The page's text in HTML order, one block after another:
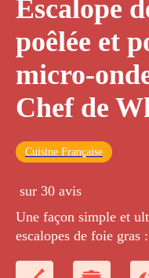
Escalope
poêlée et
micro-
Chef de
Cuisine Française
sur 30 avis
Une façon simple et
escalopes de foie